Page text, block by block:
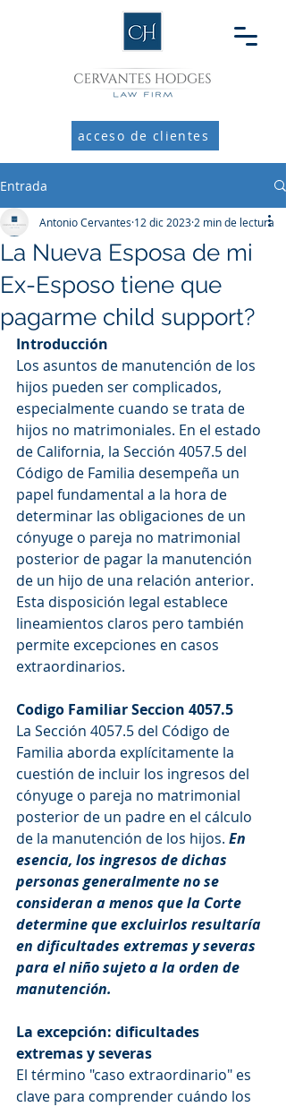
acceso de clientes
Entrada
La Nueva Esposa de mi
Ex-Esposo tiene que
pagarme child support?
Antonio Cervantes 12 dic 2023 2 min de lectura
Introducción
Los asuntos de manutención de los
hijos pueden ser complicados,
especialmente cuando se trata de
hijos no matrimoniales. En el estado
de California, la Sección 4057.5 del
Código de Familia desempeña un
papel fundamental a la hora de
determinar las obligaciones de un
cónyuge o pareja no matrimonial
posterior de pagar la manutención
de un hijo de una relación anterior.
Esta disposición legal establece
lineamientos claros pero también
permite excepciones en casos
extraordinarios.
Codigo Familiar Seccion 4057.5
La Sección 4057.5 del Código de
Familia aborda explícitamente la
cuestión de incluir los ingresos del
cónyuge o pareja no matrimonial
posterior de un padre en el cálculo
de la manutención de los hijos. En
esencia, los ingresos de dichas
personas generalmente no se
consideran a menos que la Corte
determine que excluirlos resultaría
en dificultades extremas y severas
para el niño sujeto a la orden de
manutención.
La excepción: dificultades
extremas y severas
El término "caso extraordinario" es
clave para comprender cuándo los